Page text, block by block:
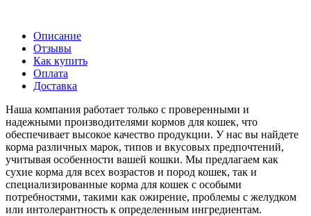
Описание
Отзывы
Как купить
Оплата
Доставка
Наша компания работает только с проверенными и
надежными производителями кормов для кошек, что
обеспечивает высокое качество продукции. У нас вы найдете
корма различных марок, типов и вкусовых предпочтений,
учитывая особенности вашей кошки. Мы предлагаем как
сухие корма для всех возрастов и пород кошек, так и
специализированные корма для кошек с особыми
потребностями, такими как ожирение, проблемы с желудком
или интолерантность к определенным ингредиентам.